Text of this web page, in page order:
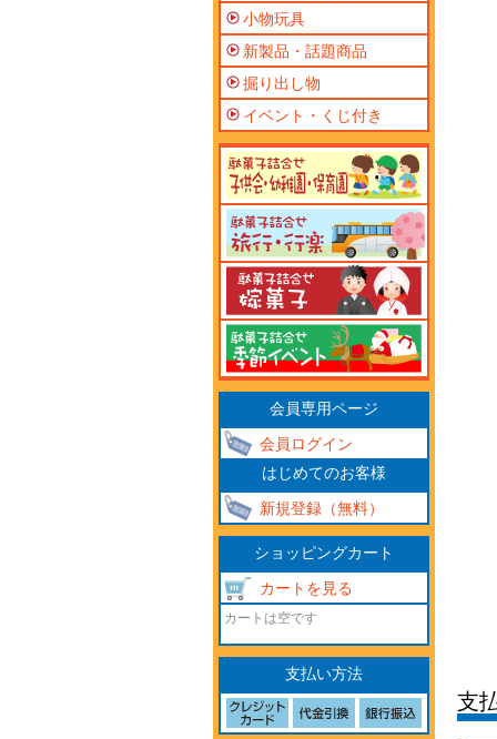
支
小物玩具
新製品・話題商品
掘り出し物
イベント・くじ付き
会員専用ページ
会員ログイン
はじめてのお客様
新規登録（無料）
ショッピングカート
カートを見る
カートは空です
支払い方法